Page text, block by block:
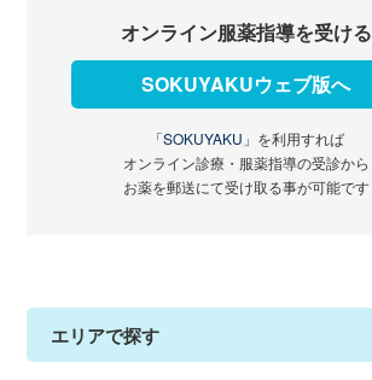
オンライン服薬指導を受ける
SOKUYAKUウェブ版へ
「SOKUYAKU」 を利用すれば
オンライン診療・服薬指導の受診から
お薬を郵送にて受け取る事が可能です
エリアで探す